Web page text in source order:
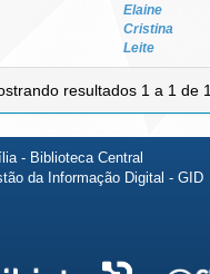
Elaine
Cristina
Leite
resultados 1 a 1 de 1
- Biblioteca Central
da Informação Digital - GID